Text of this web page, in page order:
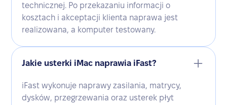
technicznej. Po przekazaniu informacji o
kosztach i akceptacji klienta naprawa jest
realizowana, a komputer testowany.
Jakie usterki iMac naprawia iFast?
iFast wykonuje naprawy zasilania, matrycy,
dysków, przegrzewania oraz usterek płyt